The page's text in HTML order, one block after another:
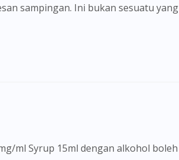
sampingan. Ini bukan sesuatu yang
ml Syrup 15ml dengan alkohol boleh